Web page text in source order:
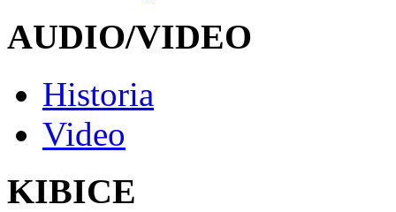
AUDIO/VIDEO
Historia
Video
KIBICE